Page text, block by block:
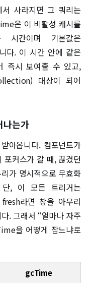
사라지면 그 쿼리는
은 이 비활성 캐시를
시간이며 기본값은
다. 이 시간 안에 같은
즉시 보여줄 수 있고,
대상이 되어
는가
아옵니다. 컴포넌트가
커스가 갈 때, 끊겼던
가 명시적으로 무효화
, 이 모든 트리거는
라면 창을 아무리
. 그래서 “얼마나 자주
을 어떻게 잡느냐로
gcTime